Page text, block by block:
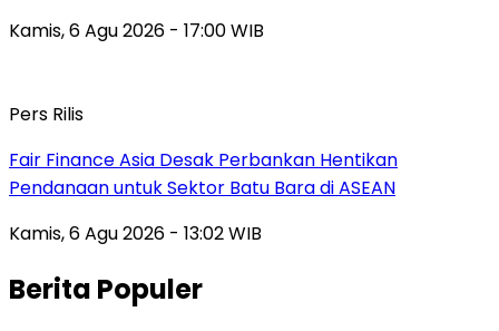
Kamis, 6 Agu 2026 - 17:00 WIB
Pers Rilis
Fair Finance Asia Desak Perbankan Hentikan
Pendanaan untuk Sektor Batu Bara di ASEAN
Kamis, 6 Agu 2026 - 13:02 WIB
Berita Populer